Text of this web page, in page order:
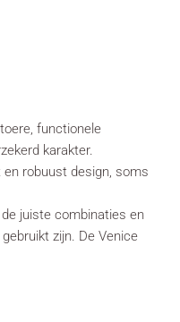
functionele
karakter.
robuust design, soms
juiste combinaties en
zijn. De Venice